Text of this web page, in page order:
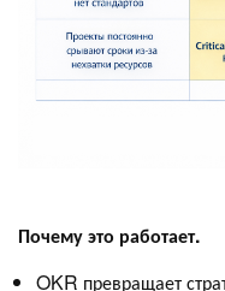
Почему это работает.
OKR превращает